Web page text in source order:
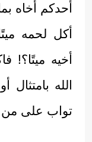
أحدكم أخاه
أكل لحمه
أخيه ميتًا؟!
الله بامتثال
تواب على من